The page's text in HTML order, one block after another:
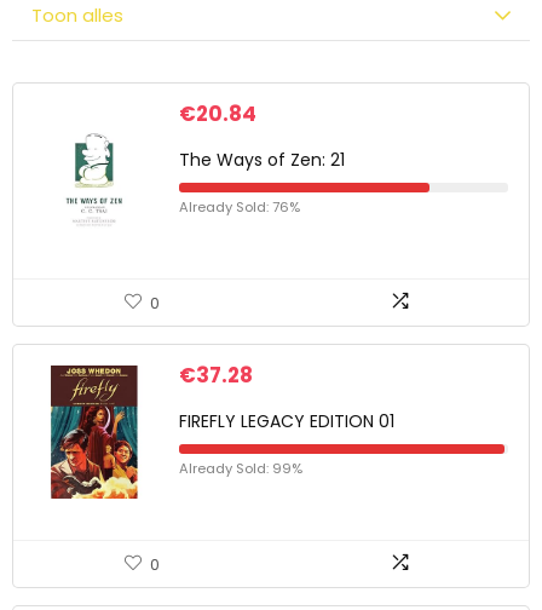
Toon alles
€20.84
The Ways of Zen: 21
Already Sold: 76%
0
€37.28
FIREFLY LEGACY EDITION 01
Already Sold: 99%
0